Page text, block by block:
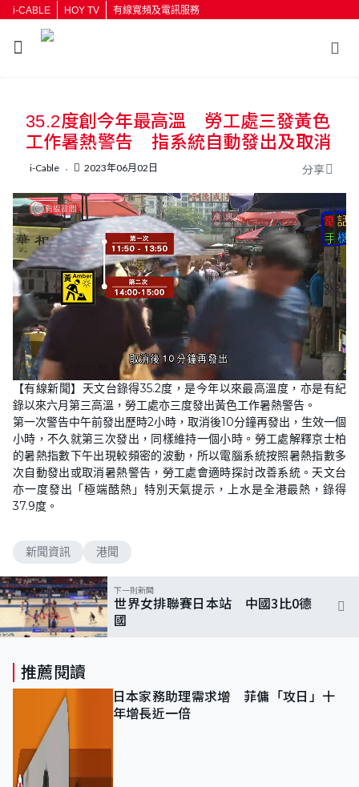
i-CABLE HOY TV 有線寬頻及電訊服務
按輸入鍵開始搜尋
35.2度創今年最高溫 勞工處三發黃色
工作暑熱警告 指系統自動發出及取消
i-Cable 2023年06月02日 分享
n
m
u
t
e
L
o
a
d
e
d
:
5
8
.
7
0
%
【有線新聞】天文台錄得35.2度，是今年以來最高溫度，亦是有紀
錄以來六月第三高溫，勞工處亦三度發出黃色工作暑熱警告。
第一次警告中午前發出歷時2小時，取消後10分鐘再發出，生效一個
小時，不久就第三次發出，同樣維持一個小時。勞工處解釋京士柏
的暑熱指數下午出現較頻密的波動，所以電腦系統按照暑熱指數多
次自動發出或取消暑熱警告，勞工處會適時探討改善系統。天文台
亦一度發出「極端酷熱」特別天氣提示，上水是全港最熱，錄得
37.9度。
新聞資訊 港聞
下一則新聞
世界女排聯賽日本站 中國3比0德
國
推薦閱讀
日本家務助理需求增 菲傭「攻日」十
年增長近一倍